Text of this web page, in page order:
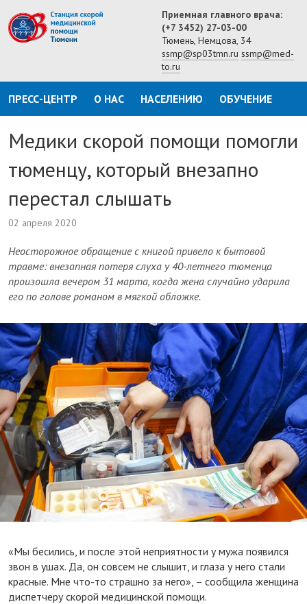
Приемная главного врача:
(+7 3452) 27-03-00
Тюмень, Немцова, 34
ssmp@sp03tmn.ru ssmp@med-
to.ru
ПРЕСС-ЦЕНТР О НАС НАСЕЛЕНИЮ ОБУЧЕНИЕ
Медики скорой помощи помогли
тюменцу, который внезапно
перестал слышать
02 апреля 2020
Неосторожное обращение с книгой привело к бытовой
травме: внезапная потеря слуха у 40-летнего тюменца
произошла вечером 31 марта, когда жена случайно ударила
его по голове романом в мягкой обложке.
«Мы бесились, и после этой неприятности у мужа появился
звон в ушах. Да, он совсем не слышит, и глаза у него стали
красные. Мне что-то страшно за него», – сообщила женщина
диспетчеру скорой медицинской помощи.